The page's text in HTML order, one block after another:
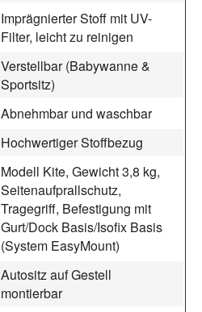
Imprägnierter Stoff mit UV-
Filter, leicht zu reinigen
Verstellbar (Babywanne &
Sportsitz)
Abnehmbar und waschbar
Hochwertiger Stoffbezug
Modell Kite, Gewicht 3,8 kg,
Seitenaufprallschutz,
Tragegriff, Befestigung mit
Gurt/Dock Basis/Isofix Basis
(System EasyMount)
Autositz auf Gestell
montierbar